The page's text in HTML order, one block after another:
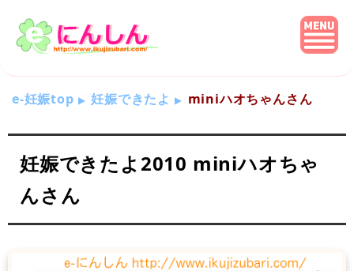
e-妊娠top 妊娠できたよ miniハオちゃんさん
妊娠できたよ2010 miniハオちゃ
んさん